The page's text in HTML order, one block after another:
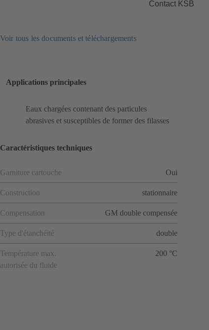
Contact KSB
Voir tous les documents et téléchargements
Applications principales
Eaux chargées contenant des particules
abrasives et susceptibles de former des filasses
Caractéristiques techniques
Garniture cartouche Oui
Construction stationnaire
Compensation GM double compensée
Type d'étanchéité double
Température max.
autorisée du fluide
200 °C